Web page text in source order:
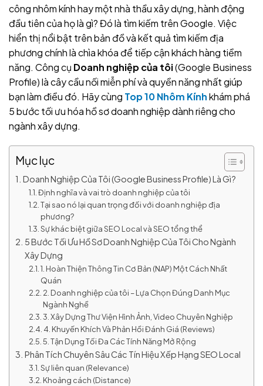
công nhôm kính hay một nhà thầu xây dựng, hành động
đầu tiên của họ là gì? Đó là tìm kiếm trên Google. Việc
hiển thị nổi bật trên bản đồ và kết quả tìm kiếm địa
phương chính là chìa khóa để tiếp cận khách hàng tiềm
năng. Công cụ Doanh nghiệp của tôi(Google Business
Profile) là cây cầu nối miễn phí và quyền năng nhất giúp
bạn làm điều đó. Hãy cùng Top 10 Nhôm Kínhkhám phá
5 bước tối ưu hóa hồ sơ doanh nghiệp dành riêng cho
ngành xây dựng.
Mục lục
Doanh Nghiệp Của Tôi (Google Business Profile) Là Gì?
Định nghĩa và vai trò doanh nghiệp của tôi
Tại sao nó lại quan trọng đối với doanh nghiệp địa
phương?
Sự khác biệt giữa SEO Local và SEO tổng thể
5 Bước Tối Ưu Hồ Sơ Doanh Nghiệp Của Tôi Cho Ngành
Xây Dựng
1. Hoàn Thiện Thông Tin Cơ Bản (NAP) Một Cách Nhất
Quán
2. Doanh nghiệp của tôi – Lựa Chọn Đúng Danh Mục
Ngành Nghề
3. Xây Dựng Thư Viện Hình Ảnh, Video Chuyên Nghiệp
4. Khuyến Khích Và Phản Hồi Đánh Giá (Reviews)
5. Tận Dụng Tối Đa Các Tính Năng Mở Rộng
Phân Tích Chuyên Sâu Các Tín Hiệu Xếp Hạng SEO Local
Sự liên quan (Relevance)
Khoảng cách (Distance)